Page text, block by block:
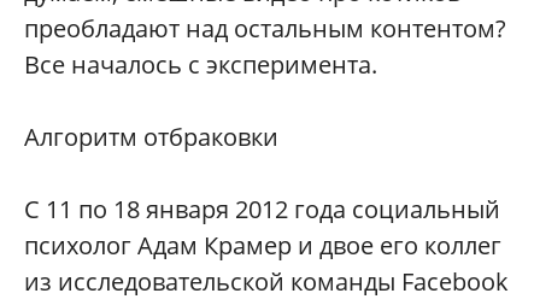
преобладают над остальным контентом?
Все началось с эксперимента.
Алгоритм отбраковки
С 11 по 18 января 2012 года социальный
психолог Адам Крамер и двое его коллег
из исследовательской команды Facebook